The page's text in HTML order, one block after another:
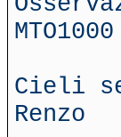
Cieli
Renzo